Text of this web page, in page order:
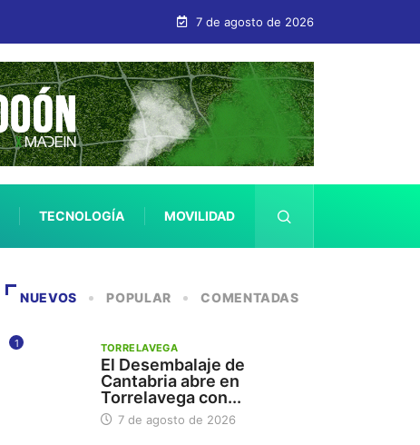
7 de agosto de 2026
TECNOLOGÍA MOVILIDAD
NUEVOS POPULAR COMENTADAS
1 TORRELAVEGA
El Desembalaje de
Cantabria abre en
Torrelavega con...
7 de agosto de 2026